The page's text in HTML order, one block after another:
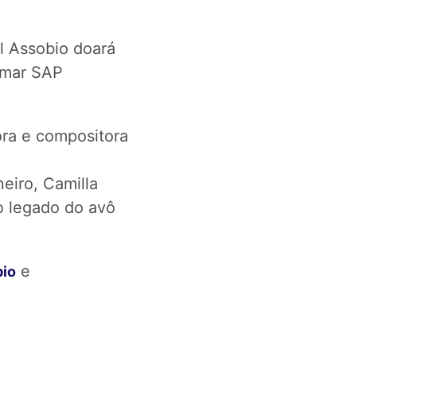
Assobio doará
SAP
e compositora
Camilla
legado do avô
e